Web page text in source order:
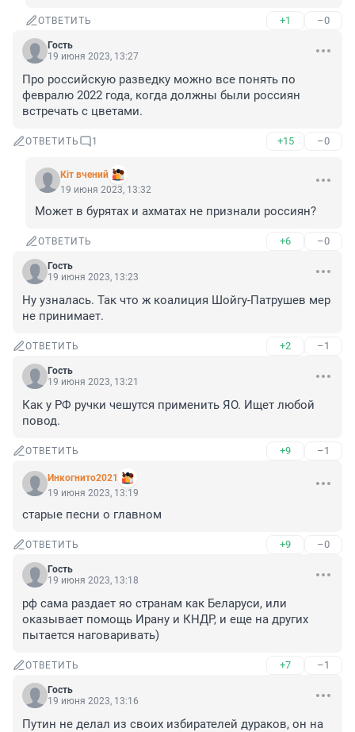
ОТВЕТИТЬ +1 –0
Гость
19 июня 2023, 13:27
Про российскую разведку можно все понять по
февралю 2022 года, когда должны были россиян
встречать с цветами.
ОТВЕТИТЬ 1 +15 –0
Кiт вчений
19 июня 2023, 13:32
Может в бурятах и ахматах не признали россиян?
ОТВЕТИТЬ +6 –0
Гость
19 июня 2023, 13:23
Ну узналась. Так что ж коалиция Шойгу-Патрушев мер
не принимает.
ОТВЕТИТЬ +2 –1
Гость
19 июня 2023, 13:21
Как у РФ ручки чешутся применить ЯО. Ищет любой
повод.
ОТВЕТИТЬ +9 –1
Инкогнито2021
19 июня 2023, 13:19
старые песни о главном
ОТВЕТИТЬ +9 –0
Гость
19 июня 2023, 13:18
рф сама раздает яо странам как Беларуси, или
оказывает помощь Ирану и КНДР, и еще на других
пытается наговаривать)
ОТВЕТИТЬ +7 –1
Гость
19 июня 2023, 13:16
Путин не делал из своих избирателей дураков, он на